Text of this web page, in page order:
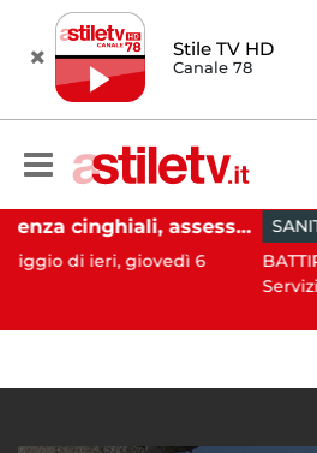
Stile TV HD
Canale 78
Emergenza cinghiali, assessora Serluca: “Al via il Tavolo tecnico permanente della Regione Campania”
giovedì 6
SANITÀ 14:21
BATTIPAGLIA. Si